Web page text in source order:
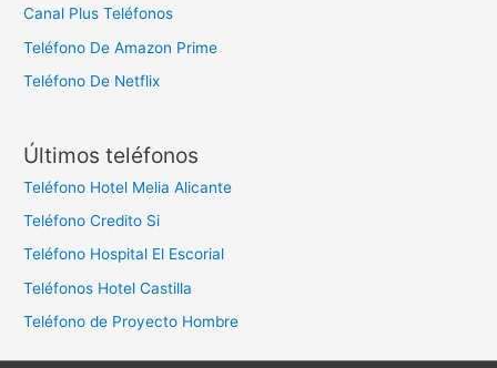
Canal Plus Teléfonos
Teléfono De Amazon Prime
Teléfono De Netflix
Últimos teléfonos
Teléfono Hotel Melia Alicante
Teléfono Credito Si
Teléfono Hospital El Escorial
Teléfonos Hotel Castilla
Teléfono de Proyecto Hombre